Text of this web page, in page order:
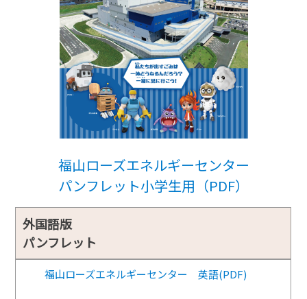
福山ローズエネルギーセンター
パンフレット小学生用（PDF）
外国語版
パンフレット
福山ローズエネルギーセンター 英語(PDF)